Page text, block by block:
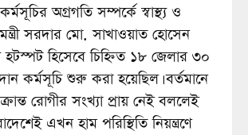
অগ্রগতি সম্পর্কে স্বাস্থ্য ও
সরদার মো. সাখাওয়াত হোসেন
হিসেবে চিহ্নিত ১৮ জেলার ৩০
কর্মসূচি শুরু করা হয়েছিল। বর্তমানে
রোগীর সংখ্যা প্রায় নেই বললেই
এখন হাম পরিস্থিতি নিয়ন্ত্রণে